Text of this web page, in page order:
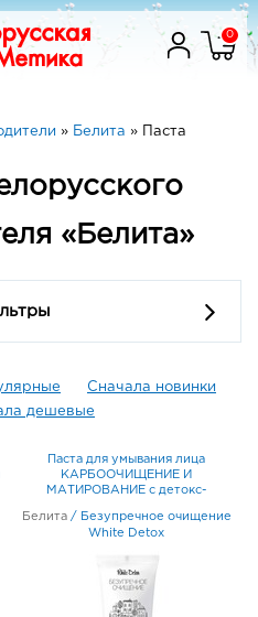
0
» Белита » Паста
«Белита»
Сначала новинки
дешевые
Паста для умывания лица
КАРБООЧИЩЕНИЕ И
МАТИРОВАНИЕ с детокс-
Белита / Безупречное очищение
White Detox